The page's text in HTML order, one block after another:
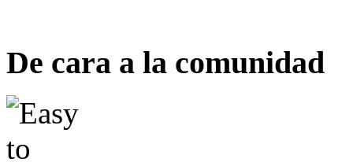
De cara a la comunidad